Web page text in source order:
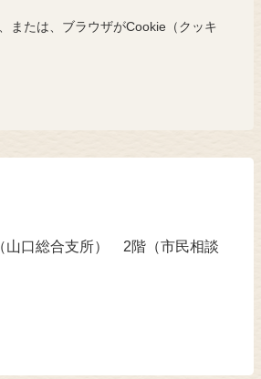
または、ブラウザがCookie（クッキ
山口総合支所） 2階（市民相談